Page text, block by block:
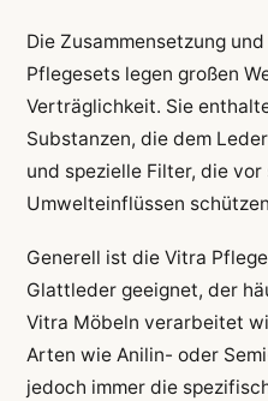
Die Zusammensetzung
Pflegesets legen großen
Verträglichkeit. Sie
Substanzen, die dem
und spezielle Filter, die
Umwelteinflüssen
Generell ist die Vitra
Glattleder geeignet, der
Vitra Möbeln verarbeitet
Arten wie Anilin- oder
jedoch immer die